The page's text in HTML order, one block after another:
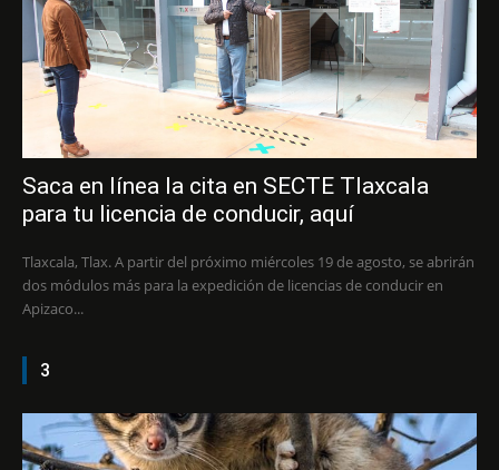
Saca en línea la cita en SECTE Tlaxcala
para tu licencia de conducir, aquí
Tlaxcala, Tlax. A partir del próximo miércoles 19 de agosto, se abrirán
dos módulos más para la expedición de licencias de conducir en
Apizaco...
3